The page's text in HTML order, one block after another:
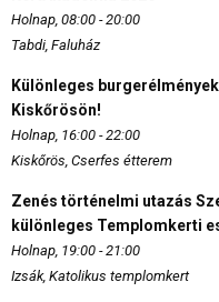
Holnap, 08:00 - 20:00
Tabdi, Faluház
Különleges
Kiskőrösön!
Holnap, 16:00 - 22:00
Kiskőrös, Cserfes étterem
Zenés történelmi utazás
különleges Templomkerti
Holnap, 19:00 - 21:00
Izsák, Katolikus templomkert